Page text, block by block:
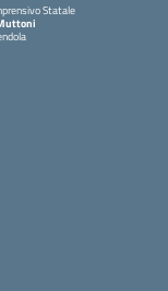
Statale
iniziale della scuola